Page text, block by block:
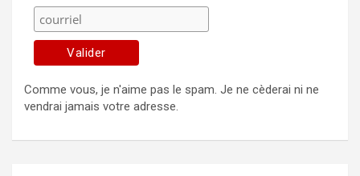
Comme vous, je n'aime pas le spam. Je ne cèderai ni ne
vendrai jamais votre adresse.